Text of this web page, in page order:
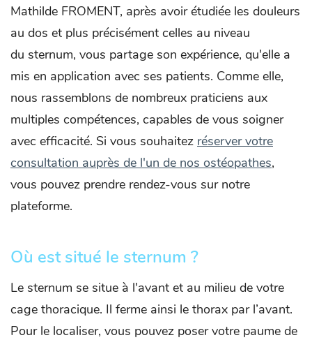
Mathilde FROMENT, après avoir étudiée les douleurs
au dos et plus précisément celles au niveau
du sternum, vous partage son expérience, qu'elle a
mis en application avec ses patients. Comme elle,
nous rassemblons de nombreux praticiens aux
multiples compétences, capables de vous soigner
avec efficacité. Si vous souhaitez réserver votre
consultation auprès de l'un de nos ostéopathes,
vous pouvez prendre rendez-vous sur notre
plateforme.
Où est situé le sternum ?
Le sternum se situe à l'avant et au milieu de votre
cage thoracique. Il ferme ainsi le thorax par l’avant.
Pour le localiser, vous pouvez poser votre paume de